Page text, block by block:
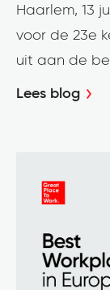
Haarlem, 13
voor de 23e
uit aan de
Lees blog